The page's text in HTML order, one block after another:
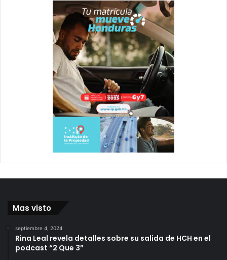
Mas visto
septiembre 4, 2024
Rina Leal revela detalles sobre su salida de HCH en el
podcast “2 Que 3”